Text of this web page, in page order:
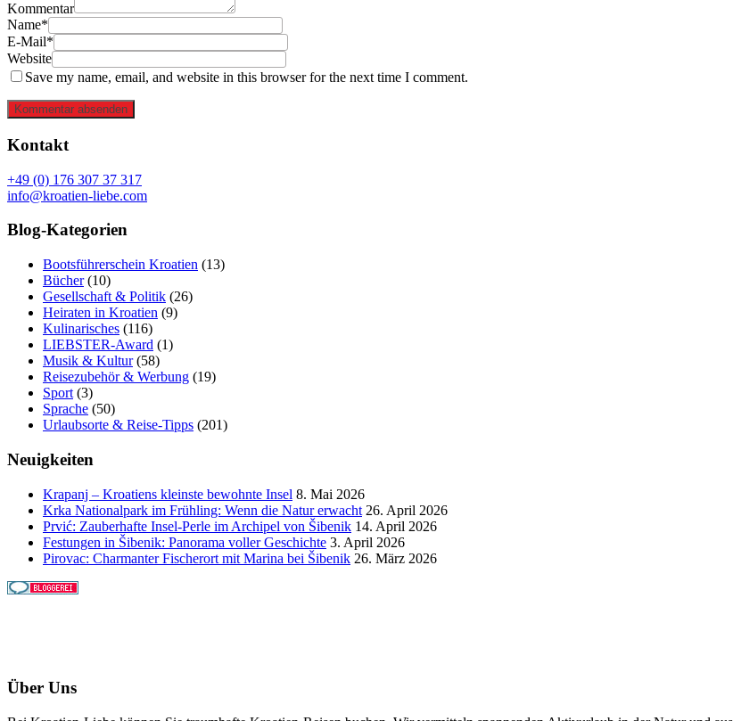
Kommentar
Name*
E-Mail*
Website
Save my name, email, and website in this browser for the next time I comment.
Kommentar absenden
Kontakt
+49 (0) 176 307 37 317
info@kroatien-liebe.com
Blog-Kategorien
Bootsführerschein Kroatien (13)
Bücher(10)
Gesellschaft & Politik (26)
Heiraten in Kroatien (9)
Kulinarisches (116)
LIEBSTER-Award (1)
Musik & Kultur(58)
Reisezubehör & Werbung (19)
Sport (3)
Sprache (50)
Urlaubsorte & Reise-Tipps (201)
Neuigkeiten
Krapanj – Kroatiens kleinste bewohnte Insel 8. Mai 2026
Krka Nationalpark im Frühling: Wenn die Natur erwacht 26. April 2026
Prvić: Zauberhafte Insel-Perle im Archipel von Šibenik 14. April 2026
Festungen in Šibenik: Panorama voller Geschichte 3. April 2026
Pirovac: Charmanter Fischerort mit Marina bei Šibenik 26. März 2026
Über Uns